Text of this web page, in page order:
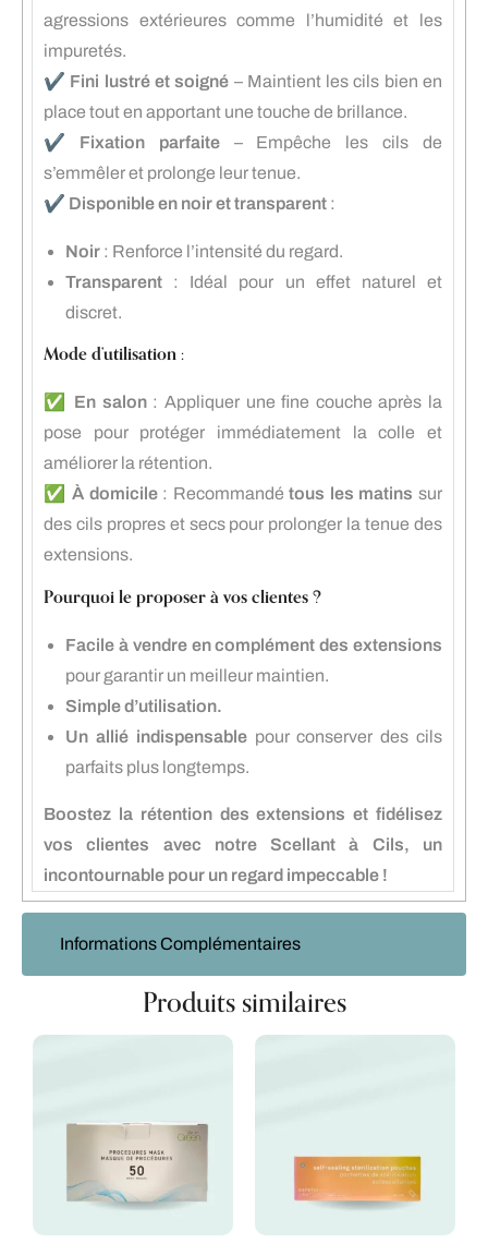
Informations Complémentaires
agressions extérieures comme l’humidité et les
impuretés.
✔️ Fini lustré et soigné – Maintient les cils bien en
place tout en apportant une touche de brillance.
✔️ Fixation parfaite– Empêche les cils de
s’emmêler et prolonge leur tenue.
✔️ Disponible en noir et transparent :
Noir : Renforce l’intensité du regard.
Transparent : Idéal pour un effet naturel et
discret.
Mode d’utilisation :
✅ En salon: Appliquer une fine couche après la
pose pour protéger immédiatement la colle et
améliorer la rétention.
✅À domicile: Recommandétous les matins sur
des cils propres et secs pour prolonger la tenue des
extensions.
Pourquoi le proposer à vos clientes ?
Facile à vendre en complément des extensions
pour garantir un meilleur maintien.
Simple d’utilisation.
Un allié indispensablepour conserver des cils
parfaits plus longtemps.
Boostez la rétention des extensions et fidélisez
vos clientes avec notre Scellant à Cils, un
incontournable pour un regard impeccable !
Produits similaires